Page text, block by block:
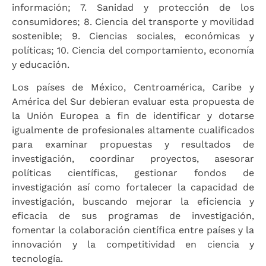
información; 7. Sanidad y protección de los
consumidores; 8. Ciencia del transporte y movilidad
sostenible; 9. Ciencias sociales, económicas y
políticas; 10. Ciencia del comportamiento, economía
y educación.
Los países de México, Centroamérica, Caribe y
América del Sur debieran evaluar esta propuesta de
la Unión Europea a fin de identificar y dotarse
igualmente de profesionales altamente cualificados
para examinar propuestas y resultados de
investigación, coordinar proyectos, asesorar
políticas científicas, gestionar fondos de
investigación así como fortalecer la capacidad de
investigación, buscando mejorar la eficiencia y
eficacia de sus programas de investigación,
fomentar la colaboración científica entre países y la
innovación y la competitividad en ciencia y
tecnología.